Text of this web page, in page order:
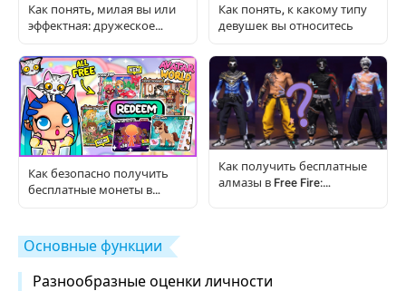
Как понять, милая вы или
эффектная: дружеское
Как понять, к какому типу
девушек вы относитесь
Как безопасно получить
бесплатные монеты в
Как получить бесплатные
алмазы в Free Fire:
Основные функции
Разнообразные оценки личности